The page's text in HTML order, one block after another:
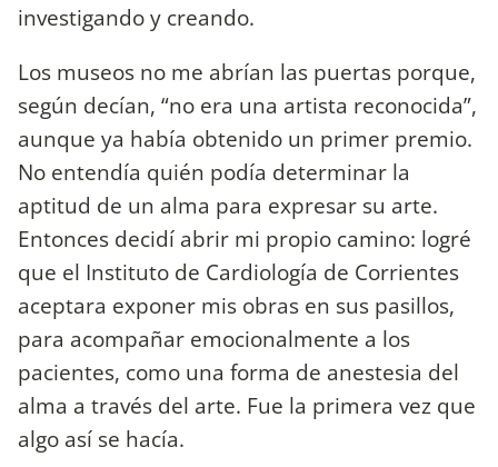
investigando y creando.
Los museos no me abrían las puertas porque,
según decían, “no era una artista reconocida”,
aunque ya había obtenido un primer premio.
No entendía quién podía determinar la
aptitud de un alma para expresar su arte.
Entonces decidí abrir mi propio camino: logré
que el Instituto de Cardiología de Corrientes
aceptara exponer mis obras en sus pasillos,
para acompañar emocionalmente a los
pacientes, como una forma de anestesia del
alma a través del arte. Fue la primera vez que
algo así se hacía.